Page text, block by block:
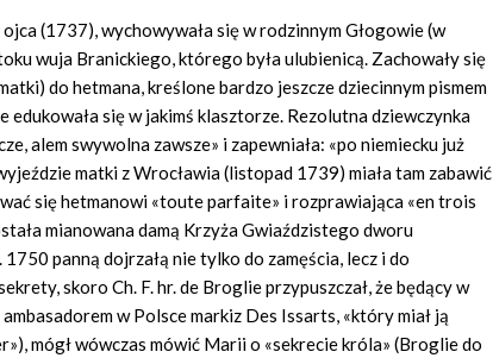
(1737), wychowywała się w rodzinnym Głogowie (w
wuja Branickiego, którego była ulubienicą. Zachowały się
do hetmana, kreślone bardzo jeszcze dziecinnym pismem
edukowała się w jakimś klasztorze. Rezolutna dziewczynka
alem swywolna zawsze» i zapewniała: «po niemiecku już
matki z Wrocławia (listopad 1739) miała tam zabawić
się hetmanowi «toute parfaite» i rozprawiająca «en trois
mianowana damą Krzyża Gwiaździstego dworu
1750 panną dojrzałą nie tylko do zamęścia, lecz i do
skoro Ch. F. hr. de Broglie przypuszczał, że będący w
w Polsce markiz Des Issarts, «który miał ją
mógł wówczas mówić Marii o «sekrecie króla» (Broglie do